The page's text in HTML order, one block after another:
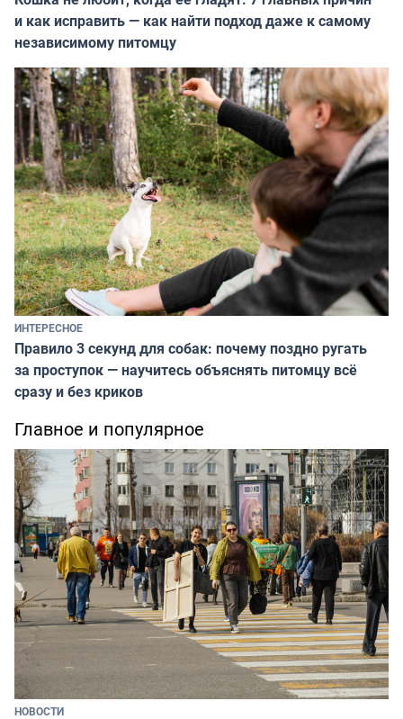
и как исправить — как найти подход даже к самому
независимому питомцу
ИНТЕРЕСНОЕ
Правило 3 секунд для собак: почему поздно ругать
за проступок — научитесь объяснять питомцу всё
сразу и без криков
Главное и популярное
НОВОСТИ